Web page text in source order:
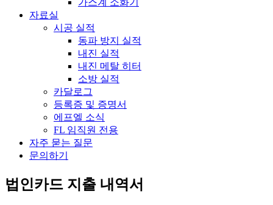
가스계 소화기
자료실
시공 실적
동파 방지 실적
내진 실적
내진 메탈 히터
소방 실적
카달로그
등록증 및 증명서
에프엘 소식
FL 임직원 전용
자주 묻는 질문
문의하기
법인카드 지출 내역서